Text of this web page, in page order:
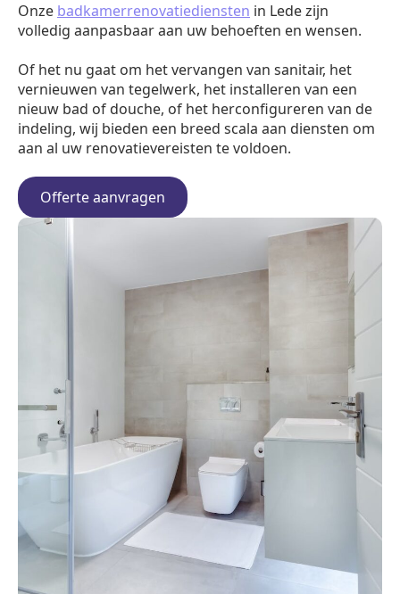
Onze badkamerrenovatiediensten in Lede zijn
volledig aanpasbaar aan uw behoeften en wensen.
Of het nu gaat om het vervangen van sanitair, het
vernieuwen van tegelwerk, het installeren van een
nieuw bad of douche, of het herconfigureren van de
indeling, wij bieden een breed scala aan diensten om
aan al uw renovatievereisten te voldoen.
Offerte aanvragen